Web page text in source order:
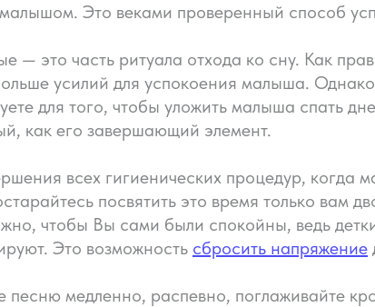
малышом. Это веками проверенный способ
— это часть ритуала отхода ко сну. Как
усилий для успокоения малыша.
для того, чтобы уложить малыша спать
как его завершающий элемент.
всех гигиенических процедур, когда
посвятить это время только вам
чтобы Вы сами были спокойны, ведь
Это возможность сбросить напряжение
песню медленно, распевно, поглаживайте